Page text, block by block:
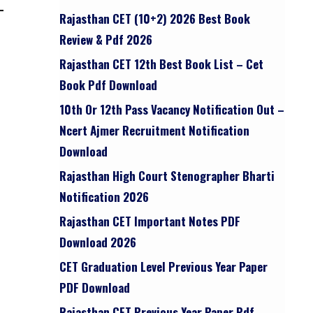
Rajasthan CET (10+2) 2026 Best Book
Review & Pdf 2026
Rajasthan CET 12th Best Book List – Cet
Book Pdf Download
10th Or 12th Pass Vacancy Notification Out –
Ncert Ajmer Recruitment Notification
Download
Rajasthan High Court Stenographer Bharti
Notification 2026
Rajasthan CET Important Notes PDF
Download 2026
CET Graduation Level Previous Year Paper
PDF Download